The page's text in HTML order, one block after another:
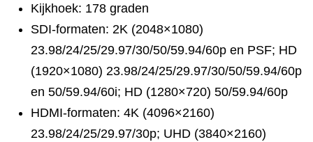
Kijkhoek: 178 graden
SDI-formaten: 2K (2048×1080)
23.98/24/25/29.97/30/50/59.94/60p en PSF; HD
(1920×1080) 23.98/24/25/29.97/30/50/59.94/60p
en 50/59.94/60i; HD (1280×720) 50/59.94/60p
HDMI-formaten: 4K (4096×2160)
23.98/24/25/29.97/30p; UHD (3840×2160)